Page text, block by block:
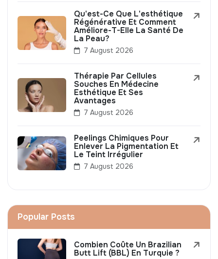
Qu'est-Ce Que L'esthétique
Régénérative Et Comment
Améliore-T-Elle La Santé De
La Peau?
7 August 2026
Thérapie Par Cellules
Souches En Médecine
Esthétique Et Ses
Avantages
7 August 2026
Peelings Chimiques Pour
Enlever La Pigmentation Et
Le Teint Irrégulier
7 August 2026
Popular Posts
Combien Coûte Un Brazilian
Butt Lift (BBL) En Turquie ?